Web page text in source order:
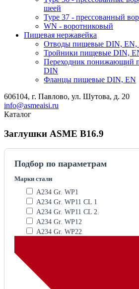
шеей
Type 37 - прессованный
WN - воротниковый
Пищевая нержавейка
Отводы пищевые DIN, EN,
Тройники пищевые DIN,
Переходник понижающий
DIN
Фланцы пищевые DIN, EN
606104, г. Павлово, ул. Шутова, д. 20
info@asmeaisi.ru
Каталог
Заглушки ASME B16.9
Подбор по параметрам
Марки стали
A234 Gr. WP1
A234 Gr. WP11 CL 1
A234 Gr. WP11 CL 2.
A234 Gr. WP12
A234 Gr. WP22